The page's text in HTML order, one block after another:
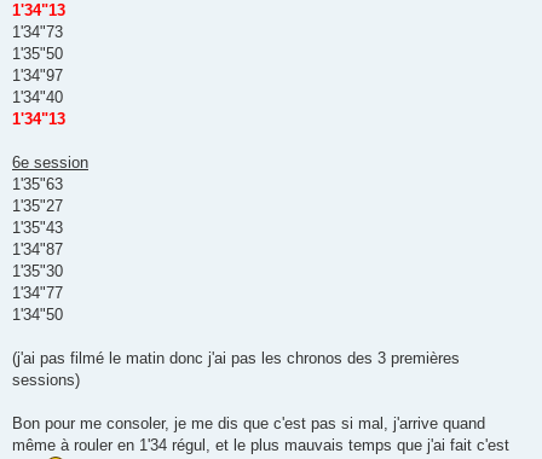
1'34"13
1'34"73
1'35"50
1'34"97
1'34"40
1'34"13
6e session
1'35"63
1'35"27
1'35"43
1'34"87
1'35"30
1'34"77
1'34"50
(j'ai pas filmé le matin donc j'ai pas les chronos des 3 premières
sessions)
Bon pour me consoler, je me dis que c'est pas si mal, j'arrive quand
même à rouler en 1'34 régul, et le plus mauvais temps que j'ai fait c'est